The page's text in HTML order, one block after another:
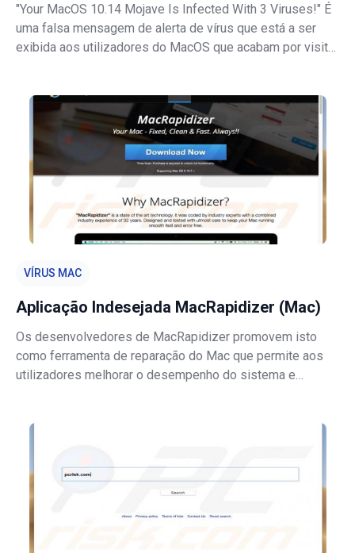
"Your MacOS 10.14 Mojave Is Infected With 3 Viruses!" É
uma falsa mensagem de alerta de vírus que está a ser
exibida aos utilizadores do MacOS que acabam por visitar
mas as ap
VÍRUS MAC
Aplicação Indesejada MacRapidizer (Mac)
Os desenvolvedores de MacRapidizer promovem isto
como ferramenta de reparação do Mac que permite aos
utilizadores melhorar o desempenho do sistema e
ser úteis, no entanto, a aplicação por si em s